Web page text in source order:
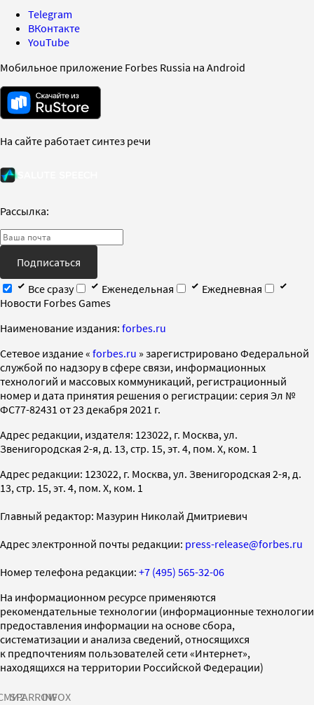
Telegram
ВКонтакте
YouTube
Мобильное приложение Forbes Russia на Android
На сайте работает синтез речи
Рассылка:
Подписаться
Все сразу
Еженедельная
Ежедневная
Новости Forbes Games
Наименование издания: forbes.ru
Cетевое издание « forbes.ru » зарегистрировано Федеральной
службой по надзору в сфере связи, информационных
технологий и массовых коммуникаций, регистрационный
номер и дата принятия решения о регистрации: серия Эл №
ФС77-82431 от 23 декабря 2021 г.
Адрес редакции, издателя: 123022, г. Москва, ул.
Звенигородская 2-я, д. 13, стр. 15, эт. 4, пом. X, ком. 1
Адрес редакции: 123022, г. Москва, ул. Звенигородская 2-я, д.
13, стр. 15, эт. 4, пом. X, ком. 1
Главный редактор: Мазурин Николай Дмитриевич
Адрес электронной почты редакции: press-release@forbes.ru
Номер телефона редакции: +7 (495) 565-32-06
На информационном ресурсе применяются
рекомендательные технологии (информационные технологии
предоставления информации на основе сбора,
систематизации и анализа сведений, относящихся
к предпочтениям пользователей сети «Интернет»,
находящихся на территории Российской Федерации)
SPARROWINFOX